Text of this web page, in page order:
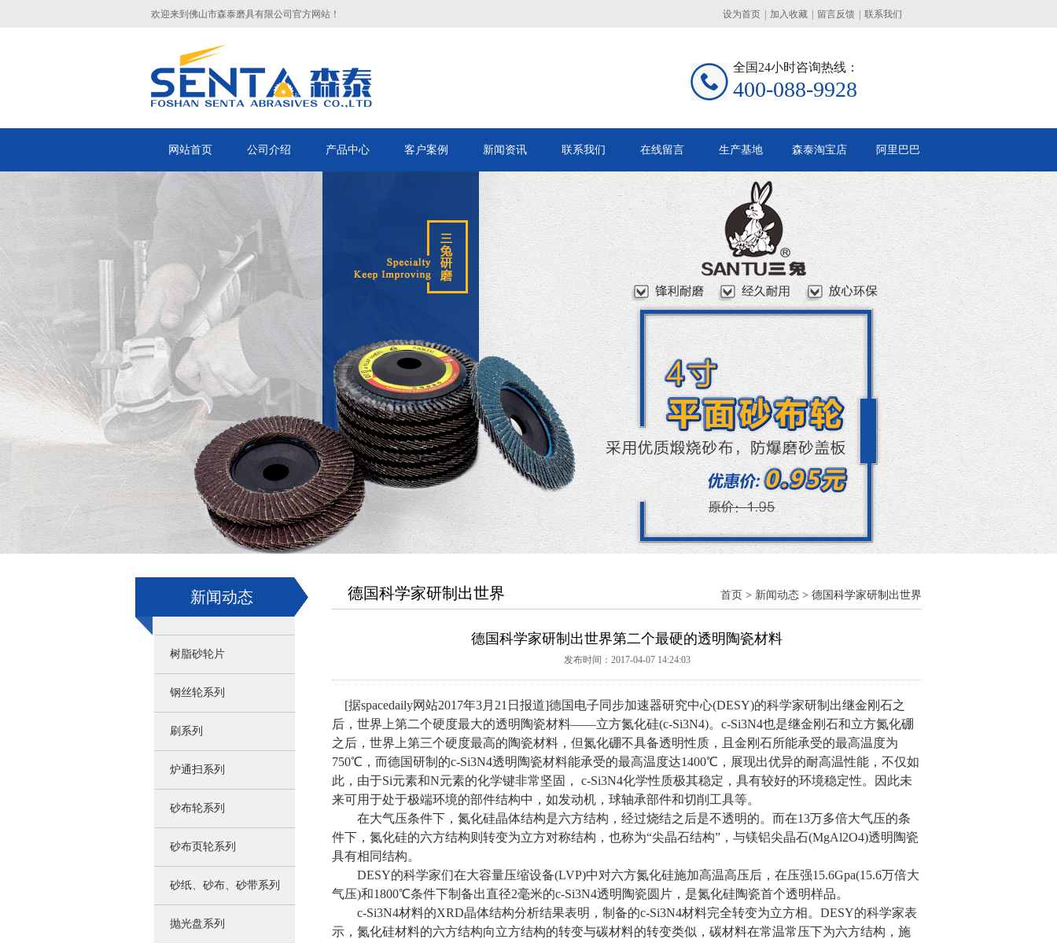
欢迎来到佛山市森泰磨具有限公司官方网站！ 设为首页 加入收藏 留言反馈 联系我们
全国24小时咨询热线：
400-088-9928
网站首页 公司介绍 产品中心 客户案例 新闻资讯 联系我们 在线留言 生产基地 森泰淘宝店 阿里巴巴
新闻动态
树脂砂轮片
钢丝轮系列
刷系列
炉通扫系列
砂布轮系列
砂布页轮系列
砂纸、砂布、砂带系列
抛光盘系列
德国科学家研制出世界 首页 > 新闻动态 > 德国科学家研制出世界
德国科学家研制出世界第二个最硬的透明陶瓷材料
发布时间：2017-04-07 14:24:03
[据spacedaily网站2017年3月21日报道]德国电子同步加速器研究中心(DESY)的科学家研制出继金刚石之
后，世界上第二个硬度最大的透明陶瓷材料——立方氮化硅(c-Si3N4)。c-Si3N4也是继金刚石和立方氮化硼
之后，世界上第三个硬度最高的陶瓷材料，但氮化硼不具备透明性质，且金刚石所能承受的最高温度为
750℃，而德国研制的c-Si3N4透明陶瓷材料能承受的最高温度达1400℃，展现出优异的耐高温性能，不仅如
此，由于Si元素和N元素的化学键非常坚固， c-Si3N4化学性质极其稳定，具有较好的环境稳定性。因此未
来可用于处于极端环境的部件结构中，如发动机，球轴承部件和切削工具等。
在大气压条件下，氮化硅晶体结构是六方结构，经过烧结之后是不透明的。而在13万多倍大气压的条
件下，氮化硅的六方结构则转变为立方对称结构，也称为“尖晶石结构”，与镁铝尖晶石(MgAl2O4)透明陶瓷
具有相同结构。
DESY的科学家们在大容量压缩设备(LVP)中对六方氮化硅施加高温高压后，在压强15.6Gpa(15.6万倍大
气压)和1800℃条件下制备出直径2毫米的c-Si3N4透明陶瓷圆片，是氮化硅陶瓷首个透明样品。
c-Si3N4材料的XRD晶体结构分析结果表明，制备的c-Si3N4材料完全转变为立方相。DESY的科学家表
示，氮化硅材料的六方结构向立方结构的转变与碳材料的转变类似，碳材料在常温常压下为六方结构，施